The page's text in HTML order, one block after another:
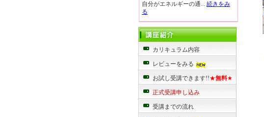
自分がエネルギーの通... 続きをみ
る
カリキュラム内容
レビューをみる
お試し受講できます!!★無料★
正式受講申し込み
受講までの流れ